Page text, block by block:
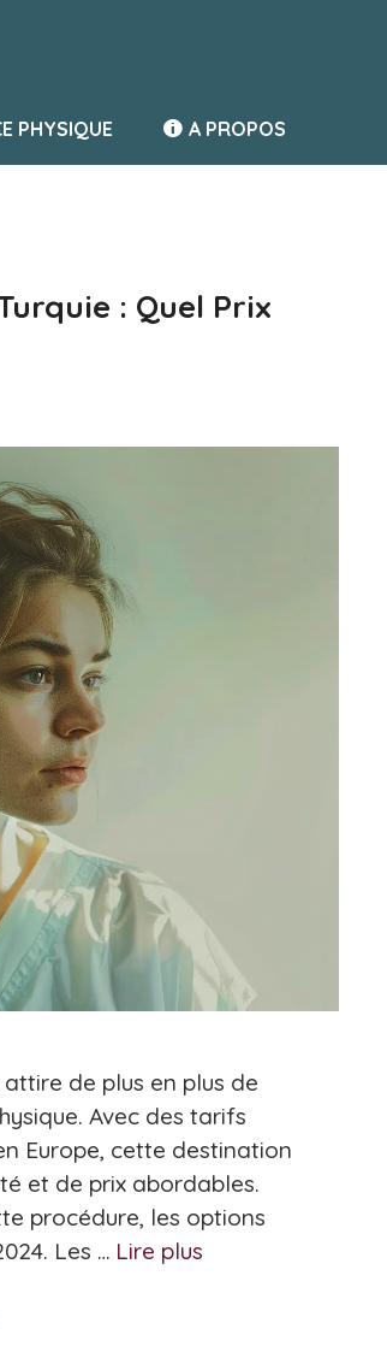
PHYSIQUE A PROPOS
: Quel Prix
de plus en plus de
Avec des tarifs
Europe, cette destination
et de prix abordables.
procédure, les options
Les … Lire plus